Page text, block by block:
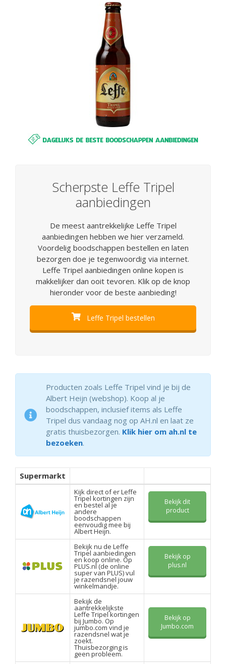
Scherpste Leffe Tripel
aanbiedingen
De meest aantrekkelijke Leffe Tripel
aanbiedingen hebben we hier verzameld.
Voordelig boodschappen bestellen en laten
bezorgen doe je tegenwoordig via internet.
Leffe Tripel aanbiedingen online kopen is
makkelijker dan ooit tevoren. Klik op de knop
hieronder voor de beste aanbieding!
Leffe Tripel bestellen
Producten zoals Leffe Tripel vind je bij de
Albert Heijn (webshop). Koop al je
boodschappen, inclusief items als Leffe
Tripel dus vandaag nog op AH.nl en laat ze
gratis thuisbezorgen. Klik hier om ah.nl te
bezoeken.
Supermarkt
Kijk direct of er Leffe
Tripel kortingen zijn
en bestel al je
andere
boodschappen
eenvoudig mee bij
Albert Heijn.
Bekijk dit
product
Bekijk nu de Leffe
Tripel aanbiedingen
en koop online. Op
PLUS.nl (de online
super van PLUS) vul
je razendsnel jouw
winkelmandje.
Bekijk op
plus.nl
Bekijk de
aantrekkelijkste
Leffe Tripel kortingen
bij Jumbo. Op
jumbo.com vind je
razendsnel wat je
zoekt.
Thuisbezorging is
geen probleem.
Bekijk op
Jumbo.com